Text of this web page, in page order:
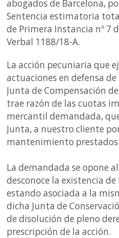
abogados de Barcelona,
Sentencia estimatoria
de Primera Instancia nº 7
Verbal 1188/18-A.
La acción pecuniaria que
actuaciones en defensa
Junta de Compensación
trae razón de las cuotas
mercantil demandada,
Junta, a nuestro cliente
mantenimiento prestados.
La demandada se opone
desconoce la existencia
estando asociada a la
dicha Junta de
de disolución de pleno
prescripción de la acción.